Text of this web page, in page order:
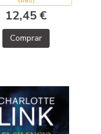
12,45 €
Comprar